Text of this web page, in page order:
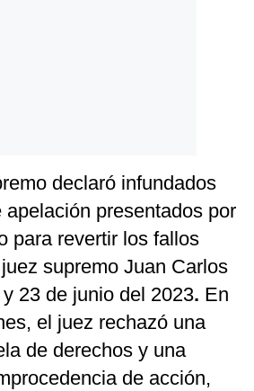
declaró infundados
apelación presentados por
para revertir los fallos
supremo Juan Carlos
23 de junio del 2023. En
el juez rechazó una
de derechos y una
de acción,